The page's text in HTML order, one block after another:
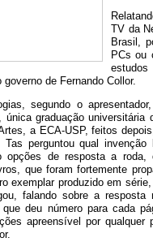
TV da
Brasil,
PCs ou
de Fernando Collor.
segundo o
única graduação
a ECA-USP, feitos
Tas perguntou qual
opções de resposta a
que foram fortemente
exemplar produzido em
falando sobre a
deu número para cada
apreensível por